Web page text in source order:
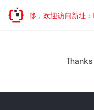
址已迁移，欢迎访问新址